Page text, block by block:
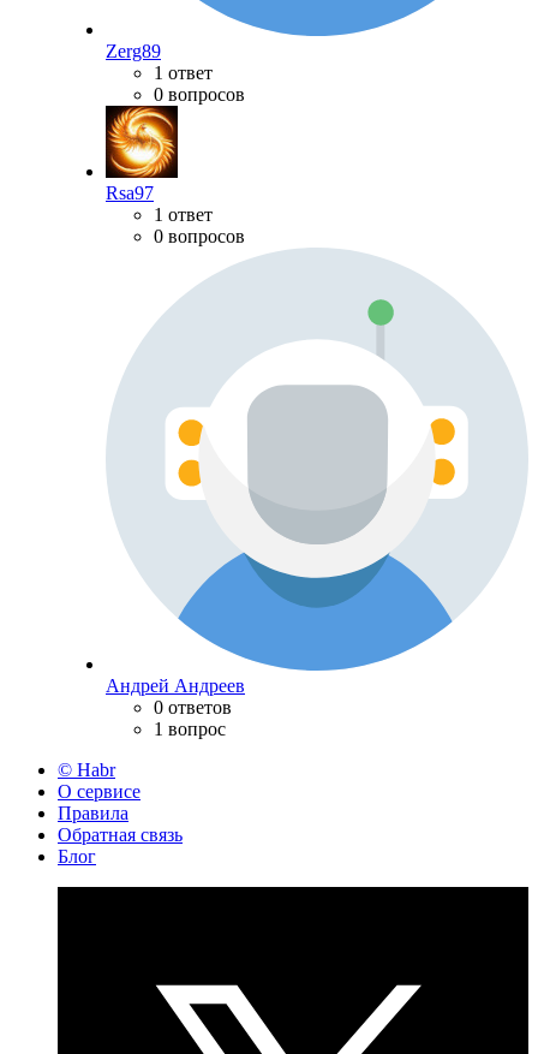
Zerg89
1 ответ
0 вопросов
Rsa97
1 ответ
0 вопросов
Андрей Андреев
0 ответов
1 вопрос
© Habr
О сервисе
Правила
Обратная связь
Блог